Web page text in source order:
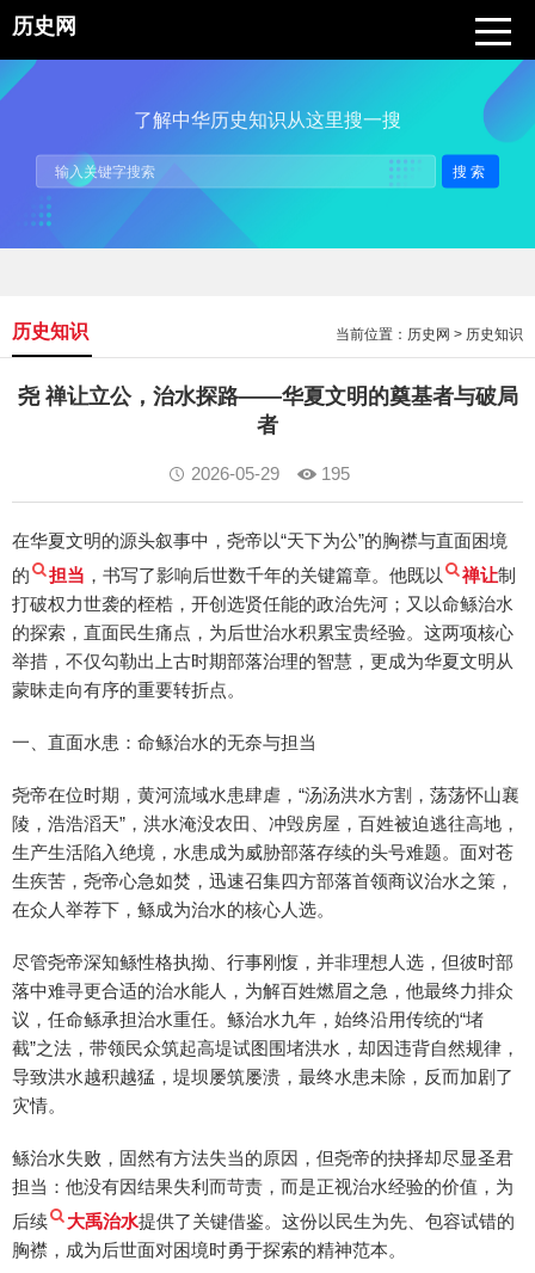
历史网
了解中华历史知识从这里搜一搜
搜索
当前位置： 历史网 > 历史知识
历史知识
尧 禅让立公，治水探路——华夏文明的奠基者与破局
者
2026-05-29 195
在华夏文明的源头叙事中，尧帝以“天下为公”的胸襟与直面困境
的
担当 ，书写了影响后世数千年的关键篇章。他既以 禅让制
打破权力世袭的桎梏，开创选贤任能的政治先河；又以命鲧治水
的探索，直面民生痛点，为后世治水积累宝贵经验。这两项核心
举措，不仅勾勒出上古时期部落治理的智慧，更成为华夏文明从
蒙昧走向有序的重要转折点。
一、直面水患：命鲧治水的无奈与担当
尧帝在位时期，黄河流域水患肆虐，“汤汤洪水方割，荡荡怀山襄
陵，浩浩滔天”，洪水淹没农田、冲毁房屋，百姓被迫逃往高地，
生产生活陷入绝境，水患成为威胁部落存续的头号难题。面对苍
生疾苦，尧帝心急如焚，迅速召集四方部落首领商议治水之策，
在众人举荐下，鲧成为治水的核心人选。
尽管尧帝深知鲧性格执拗、行事刚愎，并非理想人选，但彼时部
落中难寻更合适的治水能人，为解百姓燃眉之急，他最终力排众
议，任命鲧承担治水重任。鲧治水九年，始终沿用传统的“堵
截”之法，带领民众筑起高堤试图围堵洪水，却因违背自然规律，
导致洪水越积越猛，堤坝屡筑屡溃，最终水患未除，反而加剧了
灾情。
鲧治水失败，固然有方法失当的原因，但尧帝的抉择却尽显圣君
担当：他没有因结果失利而苛责，而是正视治水经验的价值，为
后续
大禹治水提供了关键借鉴。这份以民生为先、包容试错的
胸襟，成为后世面对困境时勇于探索的精神范本。